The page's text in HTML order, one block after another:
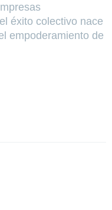
éxito colectivo nace
empoderamiento de